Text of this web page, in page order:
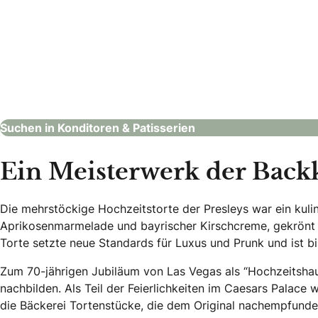
Suchen in Konditoren & Patisserien
Ein Meisterwerk der
Die mehrstöckige Hochzeitstorte der Presleys war ein
Aprikosenmarmelade und bayrischer Kirschcreme,
Torte setzte neue Standards für Luxus und Prunk und ist
Zum 70-jährigen Jubiläum von Las Vegas als
nachbilden. Als Teil der Feierlichkeiten im Caesars
die Bäckerei Tortenstücke, die dem Original